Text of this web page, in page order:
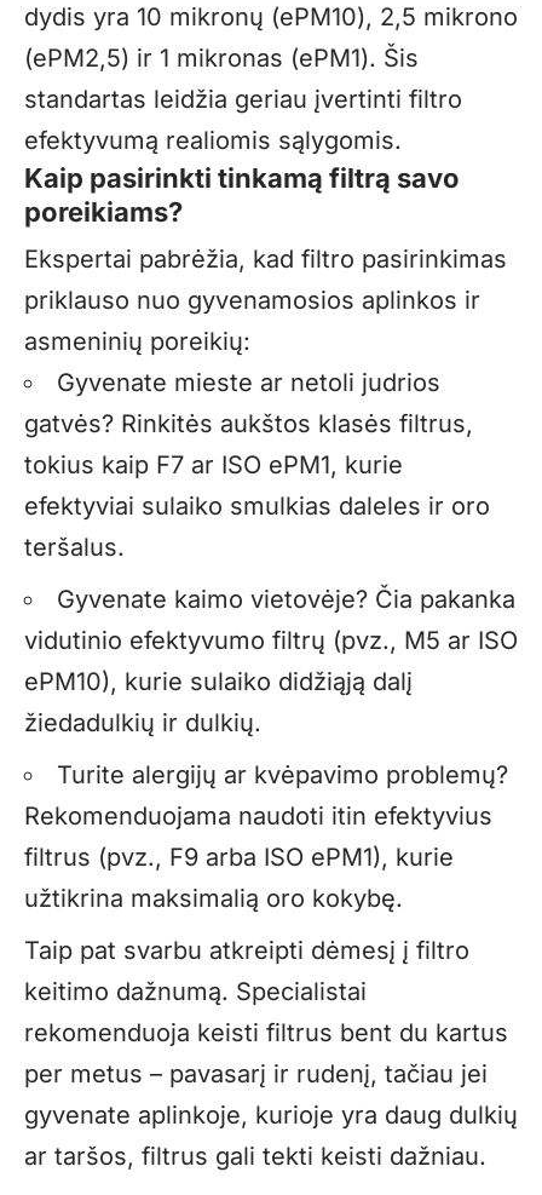
dydis yra 10 mikronų (ePM10), 2,5 mikrono
(ePM2,5) ir 1 mikronas (ePM1). Šis
standartas leidžia geriau įvertinti filtro
efektyvumą realiomis sąlygomis.
Kaip pasirinkti tinkamą filtrą savo
poreikiams?
Ekspertai pabrėžia, kad filtro pasirinkimas
priklauso nuo gyvenamosios aplinkos ir
asmeninių poreikių:
Gyvenate mieste ar netoli judrios
gatvės? Rinkitės aukštos klasės filtrus,
tokius kaip F7 ar ISO ePM1, kurie
efektyviai sulaiko smulkias daleles ir oro
teršalus.
Gyvenate kaimo vietovėje? Čia pakanka
vidutinio efektyvumo filtrų (pvz., M5 ar ISO
ePM10), kurie sulaiko didžiąją dalį
žiedadulkių ir dulkių.
Turite alergijų ar kvėpavimo problemų?
Rekomenduojama naudoti itin efektyvius
filtrus (pvz., F9 arba ISO ePM1), kurie
užtikrina maksimalią oro kokybę.
Taip pat svarbu atkreipti dėmesį į filtro
keitimo dažnumą. Specialistai
rekomenduoja keisti filtrus bent du kartus
per metus – pavasarį ir rudenį, tačiau jei
gyvenate aplinkoje, kurioje yra daug dulkių
ar taršos, filtrus gali tekti keisti dažniau.